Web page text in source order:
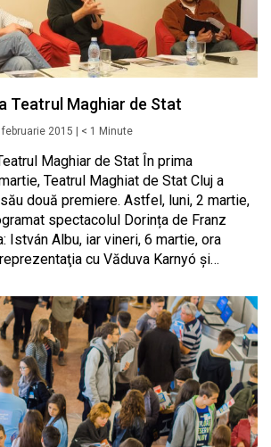
Teatrul Maghiar de Stat
februarie 2015 < 1 Minute
Maghiar de Stat În prima
Teatrul Maghiat de Stat Cluj a
două premiere. Astfel, luni, 2 martie,
spectacolul Dorința de Franz
István Albu, iar vineri, 6 martie, ora
cu Văduva Karnyó şi…